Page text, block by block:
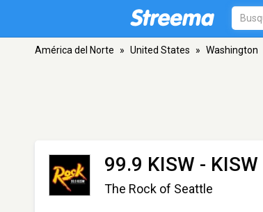
América del Norte » United States » Washington
99.9 KISW - KISW
The Rock of Seattle